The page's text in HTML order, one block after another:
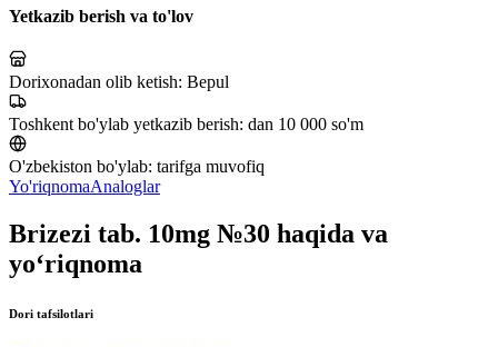
Yetkazib berish va to'lov
Dorixonadan olib ketish: Bepul
Toshkent bo'ylab yetkazib berish: dan 10 000 so'm
O'zbekiston bo'ylab: tarifga muvofiq
Yo'riqnomaAnaloglar
Brizezi tab. 10mg №30 haqida va
yo‘riqnoma
Dori tafsilotlari